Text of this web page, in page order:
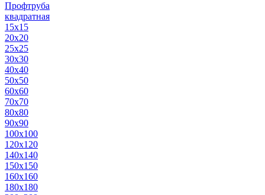
Профтруба
квадратная
15х15
20х20
25х25
30х30
40х40
50х50
60х60
70х70
80х80
90х90
100х100
120х120
140х140
150х150
160х160
180х180